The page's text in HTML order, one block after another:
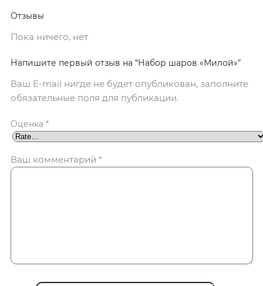
Отзывы
Пока ничего, нет
Напишите первый отзыв на “Набор шаров «Милой»”
Ваш E-mail нигде не будет опубликован, заполните
обязательные поля для публикации.
Оценка *
Ваш комментарий *